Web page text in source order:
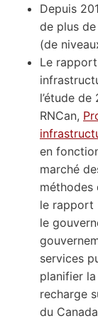
Depuis
de plus
(de
Le
l’étude
RNCan,
en
marché
méthodes
le rapport
le
services
planifier
recharge
du